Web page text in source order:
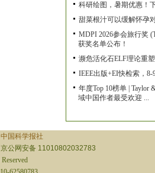
科研绘图，暑期优惠！
甜菜根汁可以缓解怀孕
MDPI 2026参会旅行奖
获奖名单公布！
濒危活化石ELF理论重
IEEE出版+EI快检索，
年度Top 10榜单 | Taylor
域中国作者最受欢迎 ...
中国科学报社
京公网安备 11010802032783